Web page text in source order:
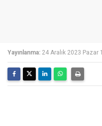
Yayınlanma: 24 Aralık 2023 Pazar